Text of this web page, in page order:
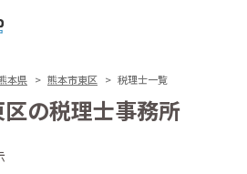
本県 熊本市東区 税理士一覧
の税理士事務所